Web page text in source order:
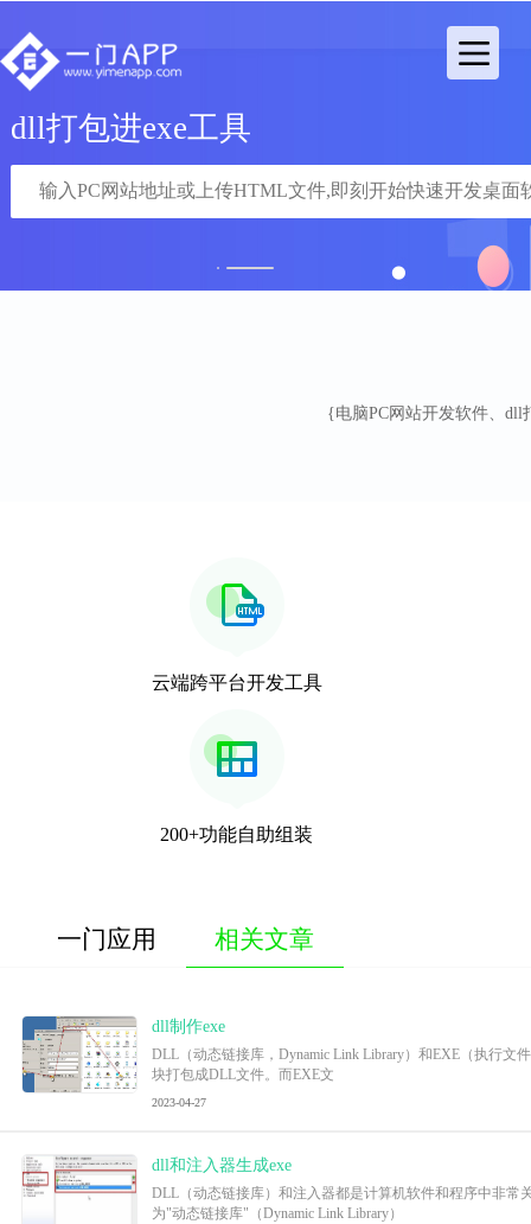
dll打包进exe工具
{电脑PC网站开发软件、dll
云端跨平台开发工具
200+功能自助组装
一门应用 相关文章
dll制作exe
DLL（动态链接库，Dynamic Link Library）和EXE（执行文
块打包成DLL文件。而EXE文
2023-04-27
dll和注入器生成exe
DLL（动态链接库）和注入器都是计算机软件和程序中非
为"动态链接库"（Dynamic Link Library）